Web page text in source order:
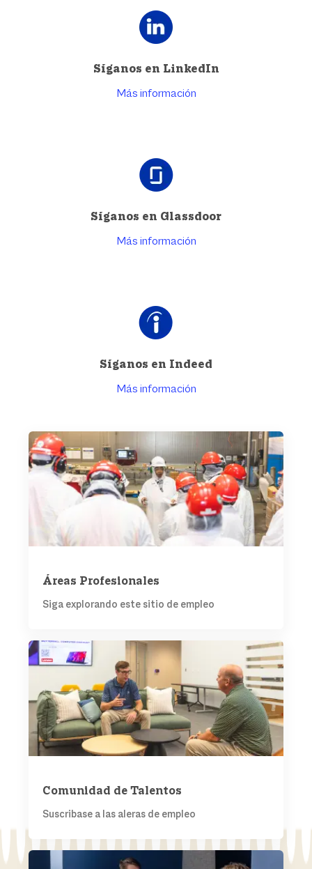
Síganos en LinkedIn
Más información
Síganos en Glassdoor
Más información
Síganos en Indeed
Más información
ÁREAS PROFESIONALES
Áreas Profesionales
Siga explorando este sitio de empleo
COMUNIDAD DE TALENTOS
Comunidad de Talentos
Suscribase a las aleras de empleo
BUSCAR EMPLEOS